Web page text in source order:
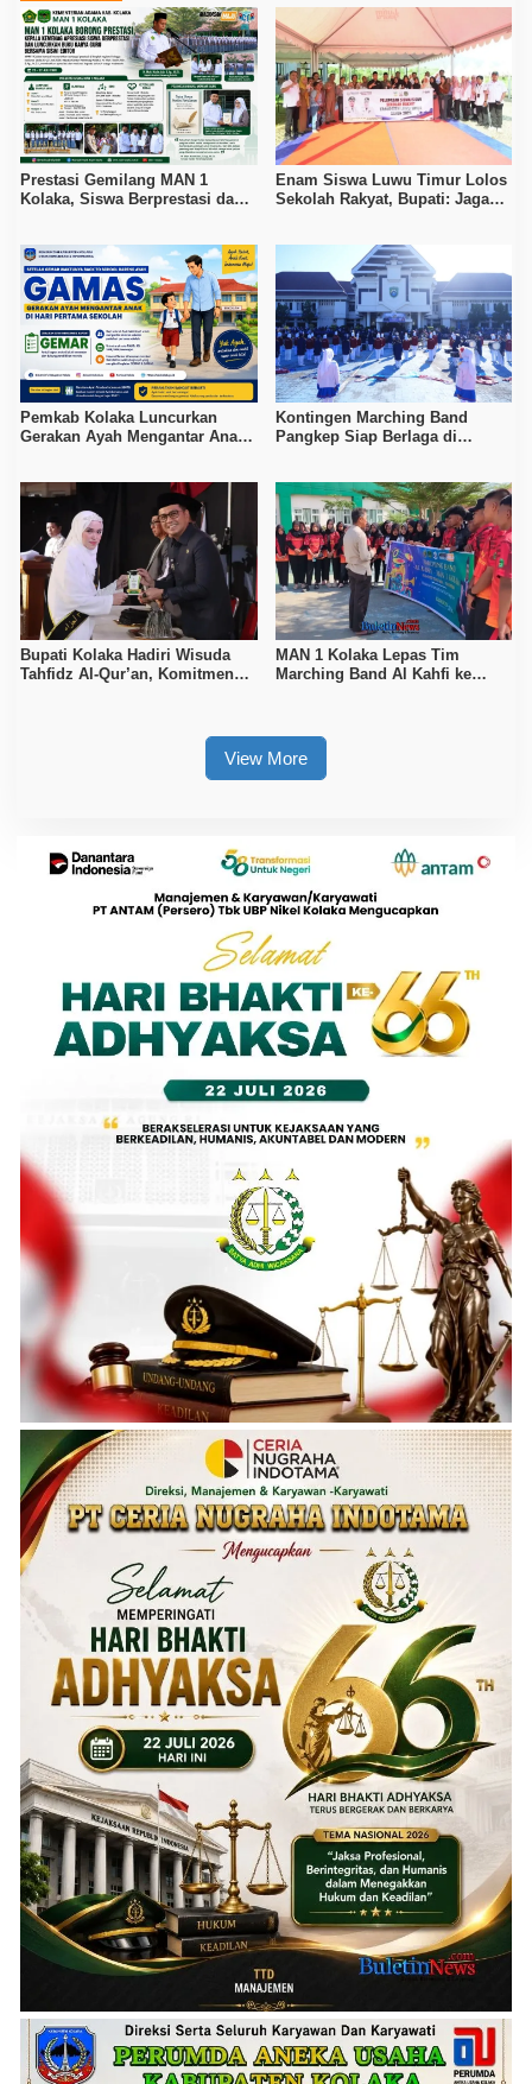
Prestasi Gemilang MAN 1
Kolaka, Siswa Berprestasi dan
Enam Siswa Luwu Timur Lolos
Sekolah Rakyat, Bupati: Jaga
Pemkab Kolaka Luncurkan
Gerakan Ayah Mengantar Anak
Kontingen Marching Band
Pangkep Siap Berlaga di
Bupati Kolaka Hadiri Wisuda
Tahfidz Al-Qur’an, Komitmen
MAN 1 Kolaka Lepas Tim
Marching Band Al Kahfi ke
View More